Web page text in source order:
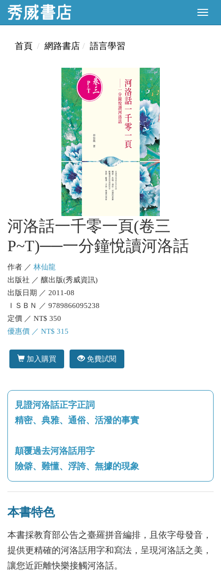
首頁 網路書店 語言學習
河洛話一千零一頁(卷三
P~T)──一分鐘悅讀河洛話
作者 ／ 林仙龍
出版社 ／ 釀出版(秀威資訊)
出版日期 ／ 2011-08
ＩＳＢＮ ／ 9789866095238
定價 ／ NT$ 350
優惠價 ／ NT$ 315
加入購買 免費試閱
見證河洛話正字正詞
精密、典雅、通俗、活潑的事實
顛覆過去河洛話用字
險僻、難懂、浮誇、無據的現象
本書特色
本書採教育部公告之臺羅拼音編排，且依字母發音，
提供更精確的河洛話用字和寫法，呈現河洛話之美，
讓您近距離快樂接觸河洛話。